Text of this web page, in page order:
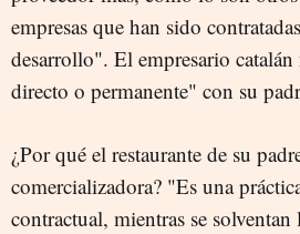
empresas que han sido
desarrollo". El empresario
directo o permanente" con su
¿Por qué el restaurante de su
comercializadora? "Es una
contractual, mientras se